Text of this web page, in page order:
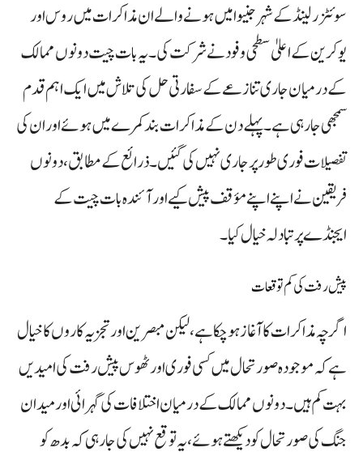
سوئٹزرلینڈ کے شہر جنیوا میں ہونے والے ان مذاکرات میں روس اور
یوکرین کے اعلیٰ سطحی وفود نے شرکت کی۔ یہ بات چیت دونوں ممالک
کے درمیان جاری تنازعے کے سفارتی حل کی تلاش میں ایک اہم قدم
سمجھی جا رہی ہے۔ پہلے دن کے مذاکرات بند کمرے میں ہوئے اور ان کی
تفصیلات فوری طور پر جاری نہیں کی گئیں۔ ذرائع کے مطابق، دونوں
فریقین نے اپنے اپنے مؤقف پیش کیے اور آئندہ بات چیت کے
ایجنڈے پر تبادلہ خیال کیا۔
پیش رفت کی کم توقعات
اگرچہ مذاکرات کا آغاز ہو چکا ہے، لیکن مبصرین اور تجزیہ کاروں کا خیال
ہے کہ موجودہ صورتحال میں کسی فوری اور ٹھوس پیش رفت کی امیدیں
بہت کم ہیں۔ دونوں ممالک کے درمیان اختلافات کی گہرائی اور میدان
جنگ کی صورتحال کو دیکھتے ہوئے، یہ توقع نہیں کی جا رہی کہ بدھ کو